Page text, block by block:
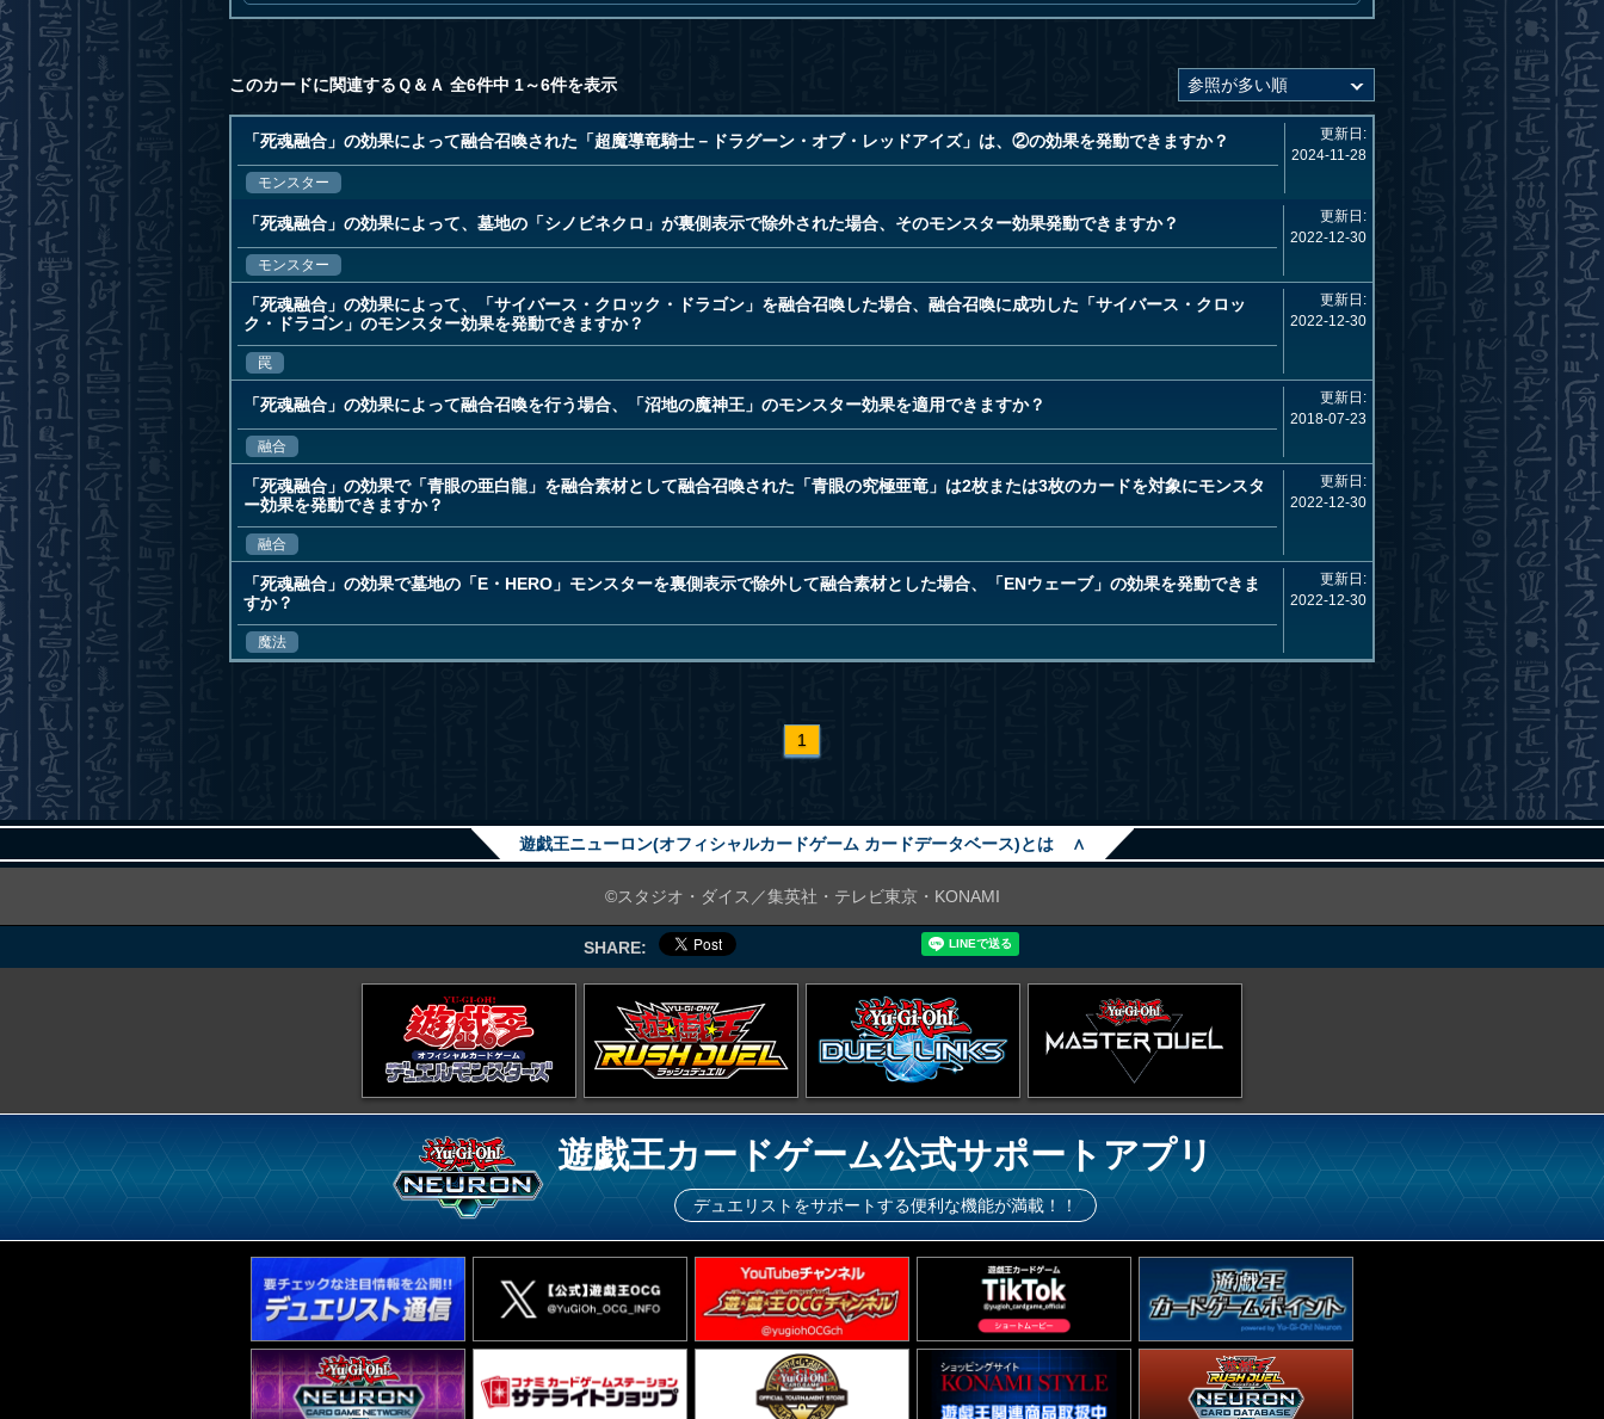
このカードに関連するＱ＆Ａ 全6件中 1～6件を表示
「死魂融合」の効果によって融合召喚された「超魔導竜騎士－ドラグーン・オブ・レッドアイズ」は、②の効果を発動できますか？
モンスター
更新日:
2024-11-28
「死魂融合」の効果によって、墓地の「シノビネクロ」が裏側表示で除外された場合、そのモンスター効果発動できますか？
モンスター
更新日:
2022-12-30
「死魂融合」の効果によって、「サイバース・クロック・ドラゴン」を融合召喚した場合、融合召喚に成功した「サイバース・クロッ
ク・ドラゴン」のモンスター効果を発動できますか？
罠
更新日:
2022-12-30
「死魂融合」の効果によって融合召喚を行う場合、「沼地の魔神王」のモンスター効果を適用できますか？
融合
更新日:
2018-07-23
「死魂融合」の効果で「青眼の亜白龍」を融合素材として融合召喚された「青眼の究極亜竜」は2枚または3枚のカードを対象にモンスタ
ー効果を発動できますか？
融合
更新日:
2022-12-30
「死魂融合」の効果で墓地の「E・HERO」モンスターを裏側表示で除外して融合素材とした場合、「ENウェーブ」の効果を発動できま
すか？
魔法
更新日:
2022-12-30
1
遊戯王ニューロン(オフィシャルカードゲーム カードデータベース)とは ∧
©スタジオ・ダイス／集英社・テレビ東京・KONAMI
SHARE:
遊戯王カードゲーム公式サポートアプリ
デュエリストをサポートする便利な機能が満載！！